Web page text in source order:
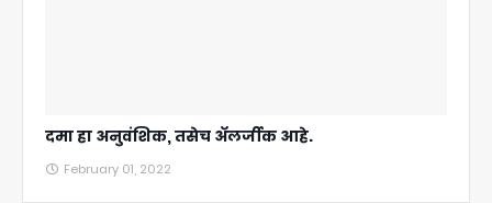
दमा हा अनुवंशिक, तसेच अ‍ॅलर्जीक आहे.
February 01, 2022